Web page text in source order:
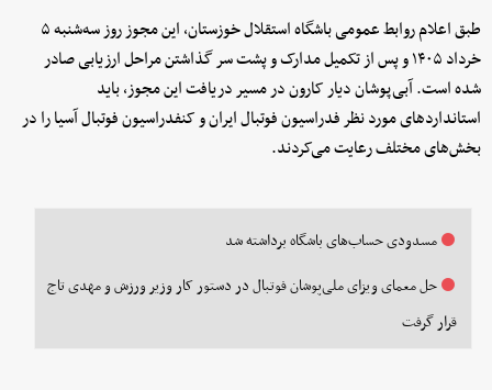
طبق اعلام روابط عمومی باشگاه استقلال خوزستان، این مجوز روز سه‌شنبه ۵
خرداد ۱۴۰۵ و پس از تکمیل مدارک و پشت سر گذاشتن مراحل ارزیابی صادر
شده است. آبی‌پوشان دیار کارون در مسیر دریافت این مجوز، باید
استانداردهای مورد نظر فدراسیون فوتبال ایران و کنفدراسیون فوتبال آسیا را در
بخش‌های مختلف رعایت می‌کردند.
مسدودی حساب‌های باشگاه برداشته شد
حل معمای ویزای ملی‌پوشان فوتبال در دستور کار وزیر ورزش و مهدی تاج
قرار گرفت